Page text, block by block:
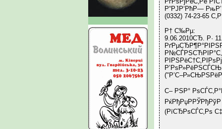
Р“РЈР‘РћР—
(0332) 74-23-65
Р† С‰Рµ:
9.06.2010СЂ. Р·
С– РЅР°
(РїСЂРѕСЃС‚Рѕ